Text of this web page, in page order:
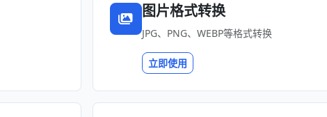
图片格式转换
JPG、PNG、WEBP等格式转换
立即使用